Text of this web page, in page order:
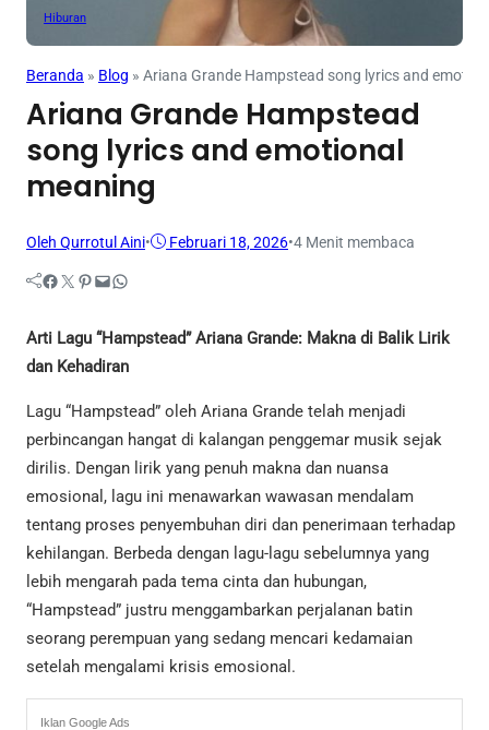
Hiburan
Beranda » Blog » Ariana Grande Hampstead song lyrics and
Ariana Grande Hampstead
song lyrics and emotional
meaning
Oleh Qurrotul Aini• Februari 18, 2026•4 Menit membaca
Facebook Twitter Pinterest Mail WhatsApp
Arti Lagu “Hampstead” Ariana Grande: Makna di Balik Lirik
dan Kehadiran
Lagu “Hampstead” oleh Ariana Grande telah menjadi
perbincangan hangat di kalangan penggemar musik sejak
dirilis. Dengan lirik yang penuh makna dan nuansa
emosional, lagu ini menawarkan wawasan mendalam
tentang proses penyembuhan diri dan penerimaan terhadap
kehilangan. Berbeda dengan lagu-lagu sebelumnya yang
lebih mengarah pada tema cinta dan hubungan,
“Hampstead” justru menggambarkan perjalanan batin
seorang perempuan yang sedang mencari kedamaian
setelah mengalami krisis emosional.
Iklan Google Ads